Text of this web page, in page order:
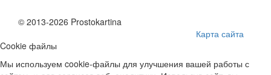
© 2013-2026 Prostokartina
Карта сайта
Cookie файлы
Мы используем cookie-файлы для улучшения вашей работы с